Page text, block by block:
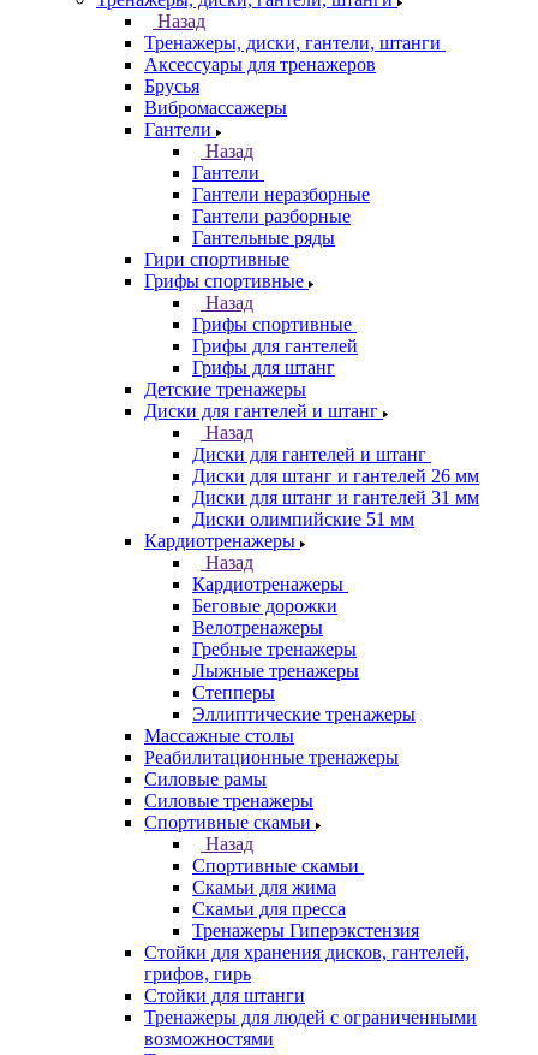
Назад
Тренажеры, диски, гантели, штанги
Аксессуары для тренажеров
Брусья
Вибромассажеры
Гантели
Назад
Гантели
Гантели неразборные
Гантели разборные
Гантельные ряды
Гири спортивные
Грифы спортивные
Назад
Грифы спортивные
Грифы для гантелей
Грифы для штанг
Детские тренажеры
Диски для гантелей и штанг
Назад
Диски для гантелей и штанг
Диски для штанг и гантелей 26 мм
Диски для штанг и гантелей 31 мм
Диски олимпийские 51 мм
Кардиотренажеры
Назад
Кардиотренажеры
Беговые дорожки
Велотренажеры
Гребные тренажеры
Лыжные тренажеры
Степперы
Эллиптические тренажеры
Массажные столы
Реабилитационные тренажеры
Силовые рамы
Силовые тренажеры
Спортивные скамьи
Назад
Спортивные скамьи
Скамьи для жима
Скамьи для пресса
Тренажеры Гиперэкстензия
Стойки для хранения дисков, гантелей,
грифов, гирь
Стойки для штанги
Тренажеры для людей с ограниченными
возможностями